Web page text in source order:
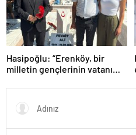
Hasipoğlu: “Erenköy, bir
milletin gençlerinin vatanı
destanıdır”